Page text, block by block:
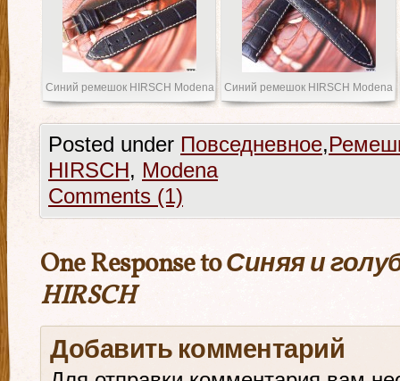
Синий ремешок HIRSCH Modena Синий ремешок HIRSCH Modena
Posted under Повседневное,
HIRSCH, Modena
Comments (1)
One Response toСиняя и
HIRSCH
Добавить комментарий